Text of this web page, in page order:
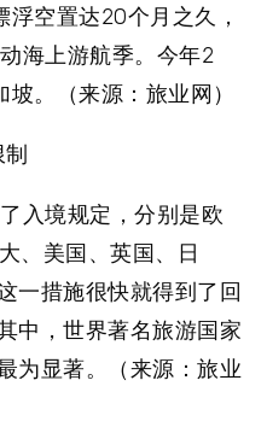
浮空置达20个月之久，
海上游航季。今年2
坡。（来源：旅业网）
入境规定，分别是欧
、美国、英国、日
一措施很快就得到了回
中，世界著名旅游国家
为显著。（来源：旅业